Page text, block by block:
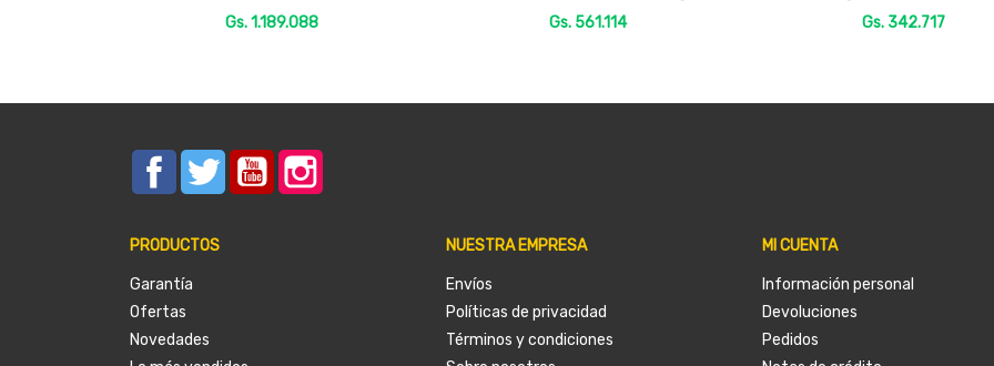
Gs. 1.189.088
Gs. 561.114
Gs. 342.717
FacebookTwitterYouTube
PRODUCTOS
Garantía
Ofertas
Novedades
NUESTRA EMPRESA
Envíos
Políticas de privacidad
Términos y condiciones
MI CUENTA
Información personal
Devoluciones
Pedidos